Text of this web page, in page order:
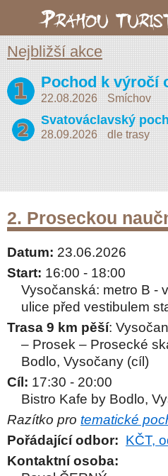
Nejbližší akce
22.08.2026
Smíchov
28.09.2026
dle trasy
2. Proseckou
Datum: 23.06.2026
Start: 16:00 - 18:00
Vysočanská: metro B -
ulice před vestibulem
Trasa 9 km pěší:
– Prosek – Prosecké
Bodlo, Vysočany (cíl)
Cíl: 17:30 - 20:00
Bistro Kafe by Bodlo,
Razítko pro tematické
Pořádající odbor: KČT,
Kontaktní osoba: